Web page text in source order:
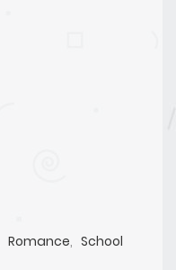
Romance, School